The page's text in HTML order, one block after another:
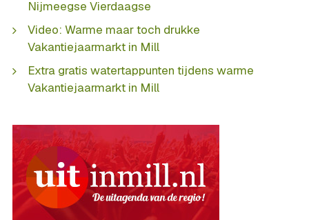
Nijmeegse Vierdaagse
Video: Warme maar toch drukke
Vakantiejaarmarkt in Mill
Extra gratis watertappunten tijdens warme
Vakantiejaarmarkt in Mill